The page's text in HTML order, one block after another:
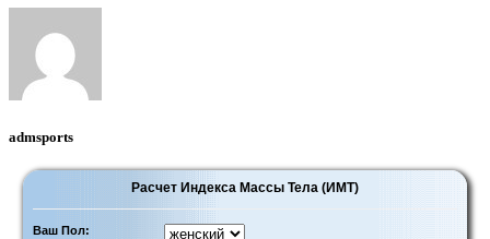
admsports
Расчет Индекса Массы Тела (ИМТ)
Ваш Пол: